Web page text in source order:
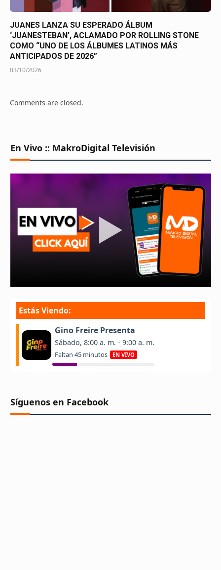
JUANES LANZA SU ESPERADO ÁLBUM
‘JUANESTEBAN’, ACLAMADO POR ROLLING STONE
COMO “UNO DE LOS ÁLBUMES LATINOS MÁS
ANTICIPADOS DE 2026”
03/10/2026
Comments are closed.
En Vivo :: MakroDigital Televisión
Síguenos en Facebook